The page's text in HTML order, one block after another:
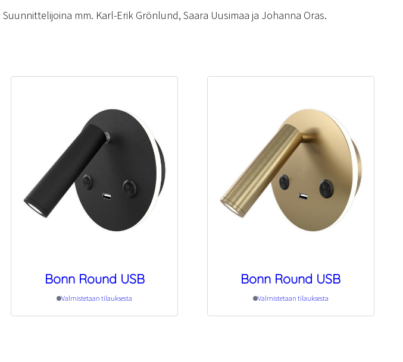
Suunnittelijoina mm. Karl-Erik Grönlund, Saara Uusimaa ja Johanna Oras.
Bonn Round USB
Valmistetaan tilauksesta
Bonn Round USB
Valmistetaan tilauksesta